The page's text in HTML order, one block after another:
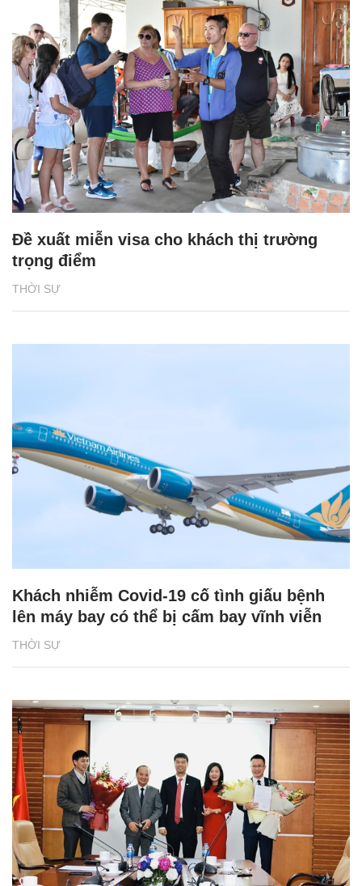
THỜI SỰ
Đề xuất miễn visa cho khách thị trường
trọng điểm
THỜI SỰ
Khách nhiễm Covid-19 cố tình giấu bệnh
lên máy bay có thể bị cấm bay vĩnh viễn